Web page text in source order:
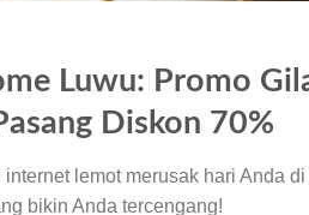
Luwu: Promo
Diskon 70%
lemot merusak hari Anda
bikin Anda tercengang!